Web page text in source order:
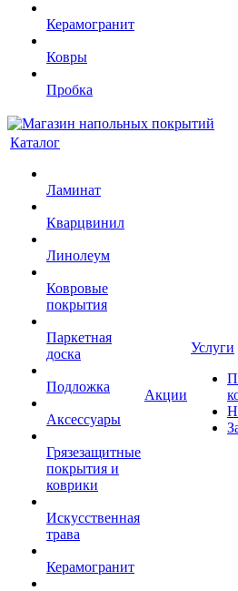
Керамогранит
Ковры
Пробка
Каталог
Ламинат
Кварцвинил
Линолеум
Ковровые
покрытия
Паркетная
доска
Подложка
Аксессуары
Грязезащитные
покрытия и
коврики
Искусственная
трава
Керамогранит
Акции
Услуги